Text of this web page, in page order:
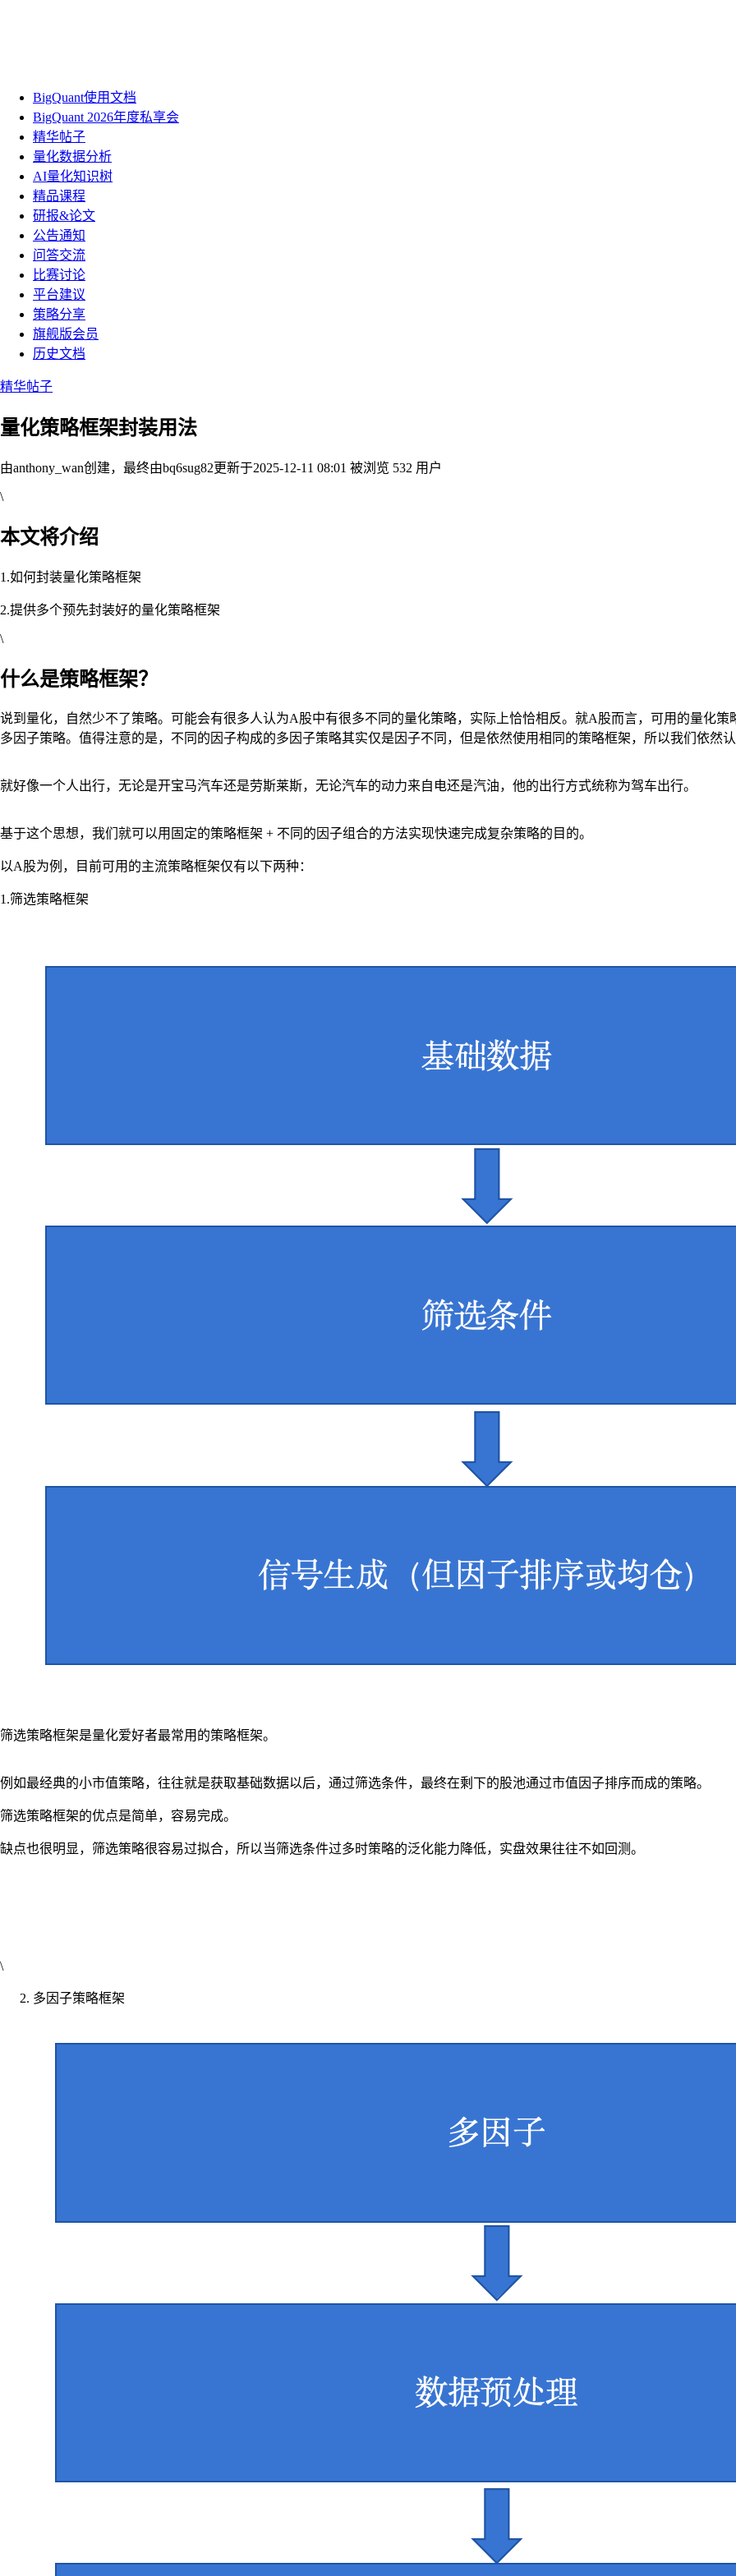
BigQuant使用文档
BigQuant 2026年度私享会
精华帖子
量化数据分析
AI量化知识树
精品课程
研报&论文
公告通知
问答交流
比赛讨论
平台建议
策略分享
旗舰版会员
历史文档
精华帖子
量化策略框架封装用法
由anthony_wan创建，最终由bq6sug82更新于2025-12-11 08:01 被浏览 532 用户
\
本文将介绍
1.如何封装量化策略框架
2.提供多个预先封装好的量化策略框架
\
什么是策略框架？
说到量化，自然少不了策略。可能会有很多人认为A股中有很多不同的量化策略，实际上恰恰相反。就A股而言，可用的量化
多因子策略。值得注意的是，不同的因子构成的多因子策略其实仅是因子不同，但是依然使用相同的策略框架，所以我们依然认
就好像一个人出行，无论是开宝马汽车还是劳斯莱斯，无论汽车的动力来自电还是汽油，他的出行方式统称为驾车出行。
基于这个思想，我们就可以用固定的策略框架 + 不同的因子组合的方法实现快速完成复杂策略的目的。
以A股为例，目前可用的主流策略框架仅有以下两种：
1.筛选策略框架
筛选策略框架是量化爱好者最常用的策略框架。
例如最经典的小市值策略，往往就是获取基础数据以后，通过筛选条件，最终在剩下的股池通过市值因子排序而成的策略。
筛选策略框架的优点是简单，容易完成。
缺点也很明显，筛选策略很容易过拟合，所以当筛选条件过多时策略的泛化能力降低，实盘效果往往不如回测。
\
多因子策略框架